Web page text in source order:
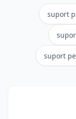
suport
suport